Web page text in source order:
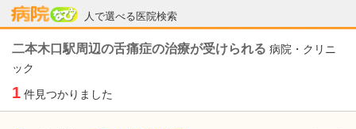
人で選べる医院検索
病院なび
二本木口駅周辺の舌痛症の治療が受けられる 病院・クリニ
ック
1 件見つかりました